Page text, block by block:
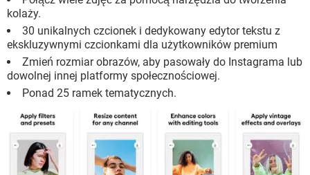
kolaży.
30 unikalnych czcionek i dedykowany edytor tekstu z
ekskluzywnymi czcionkami dla użytkowników premium
Zmień rozmiar obrazów, aby pasowały do ​​Instagrama lub
dowolnej innej platformy społecznościowej.
Ponad 25 ramek tematycznych.